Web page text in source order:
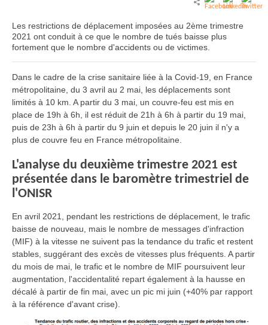
Les restrictions de déplacement imposées au 2ème trimestre
2021 ont conduit à ce que le nombre de tués baisse plus
fortement que le nombre d'accidents ou de victimes
Dans le cadre de la crise sanitaire liée à la Covid-19, en France
métropolitaine, du 3 avril au 2 mai, les déplacements sont
limités à 10 km. A partir du 3 mai, un couvre-feu est mis en
place de 19h à 6h, il est réduit de 21h à 6h à partir du 19 mai,
puis de 23h à 6h à partir du 9 juin et depuis le 20 juin il n'y a
plus de couvre feu en France métropolitaine.
L'analyse du deuxième trimestre 2021 est
présentée dans le baromètre trimestriel de
l'ONISR
En avril 2021, pendant les restrictions de déplacement, le trafic
baisse de nouveau, mais le nombre de messages d'infraction
(MIF) à la vitesse ne suivent pas la tendance du trafic et restent
stables, suggérant des excès de vitesses plus fréquents. A partir
du mois de mai, le trafic et le nombre de MIF poursuivent leur
augmentation, l'accidentalité repart également à la hausse en
décalé à partir de fin mai, avec un pic mi juin (+40% par rapport
à la référence d'avant crise).